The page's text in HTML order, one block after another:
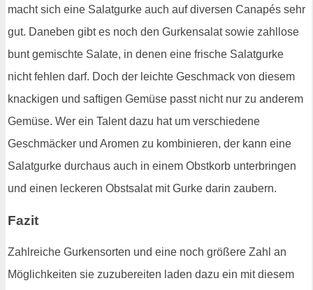
macht sich eine Salatgurke auch auf diversen Canapés sehr
gut. Daneben gibt es noch den Gurkensalat sowie zahllose
bunt gemischte Salate, in denen eine frische Salatgurke
nicht fehlen darf. Doch der leichte Geschmack von diesem
knackigen und saftigen Gemüse passt nicht nur zu anderem
Gemüse. Wer ein Talent dazu hat um verschiedene
Geschmäcker und Aromen zu kombinieren, der kann eine
Salatgurke durchaus auch in einem Obstkorb unterbringen
und einen leckeren Obstsalat mit Gurke darin zaubern.
Fazit
Zahlreiche Gurkensorten und eine noch größere Zahl an
Möglichkeiten sie zuzubereiten laden dazu ein mit diesem